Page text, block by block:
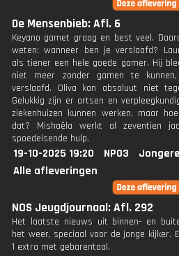
De Mensenbieb: Afl. 6
Keyano gamet graag en best veel.
weten: wanneer ben je verslaafd?
als tiener een hele goede gamer. Hij
niet meer zonder gamen te
verslaafd. Oliva kan absoluut niet
Gelukkig zijn er artsen en
ziekenhuizen kunnen werken, maar
dat? Mishaëla werkt al zeventien
spoedeisende hulp.
19-10-2025 19:20 NPO3
Alle afleveringen
NOS Jeugdjournaal: Afl. 292
Het laatste nieuws uit binnen- en
het weer, speciaal voor de jonge kijker.
1 extra met gebarentaal.